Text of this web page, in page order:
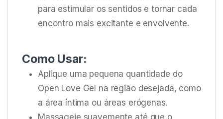
para estimular os sentidos e tornar cada
encontro mais excitante e envolvente.
Como Usar:
Aplique uma pequena quantidade do
Open Love Gel na região desejada, como
a área íntima ou áreas erógenas.